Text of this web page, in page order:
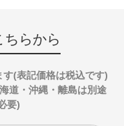
らから
(表記価格は税込です)
道・沖縄・離島は別途
要)